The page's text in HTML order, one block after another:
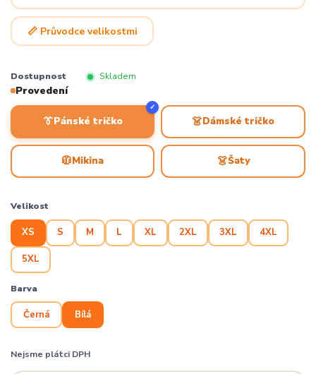
📏 Průvodce velikostmi
Dostupnost Skladem
Provedení
👔Pánské tričko
✓
👗Dámské tričko
🧥Mikina 👗Šaty
Velikost
XS S M L XL 2XL 3XL 4XL
5XL
Barva
Černá Bílá
Nejsme plátci DPH